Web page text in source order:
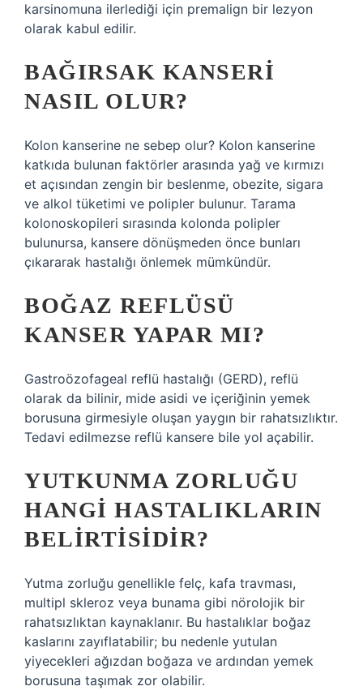
karsinomuna ilerlediği için premalign bir lezyon
olarak kabul edilir.
BAĞIRSAK KANSERI
NASIL OLUR?
Kolon kanserine ne sebep olur? Kolon kanserine
katkıda bulunan faktörler arasında yağ ve kırmızı
et açısından zengin bir beslenme, obezite, sigara
ve alkol tüketimi ve polipler bulunur. Tarama
kolonoskopileri sırasında kolonda polipler
bulunursa, kansere dönüşmeden önce bunları
çıkararak hastalığı önlemek mümkündür.
BOĞAZ REFLÜSÜ
KANSER YAPAR MI?
Gastroözofageal reflü hastalığı (GERD), reflü
olarak da bilinir, mide asidi ve içeriğinin yemek
borusuna girmesiyle oluşan yaygın bir rahatsızlıktır.
Tedavi edilmezse reflü kansere bile yol açabilir.
YUTKUNMA ZORLUĞU
HANGI HASTALIKLARIN
BELIRTISIDIR?
Yutma zorluğu genellikle felç, kafa travması,
multipl skleroz veya bunama gibi nörolojik bir
rahatsızlıktan kaynaklanır. Bu hastalıklar boğaz
kaslarını zayıflatabilir; bu nedenle yutulan
yiyecekleri ağızdan boğaza ve ardından yemek
borusuna taşımak zor olabilir.